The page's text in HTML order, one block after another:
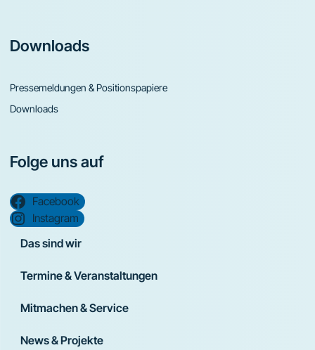
Downloads
Pressemeldungen & Positionspapiere
Downloads
Folge uns auf
Facebook
Instagram
Das sind wir
Termine & Veranstaltungen
Mitmachen & Service
News & Projekte